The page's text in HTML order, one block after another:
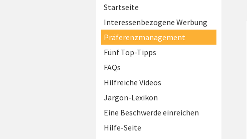
Startseite
Interessenbezogene Werbung
Präferenzmanagement
Fünf Top-Tipps
FAQs
Hilfreiche Videos
Jargon-Lexikon
Eine Beschwerde einreichen
Hilfe-Seite